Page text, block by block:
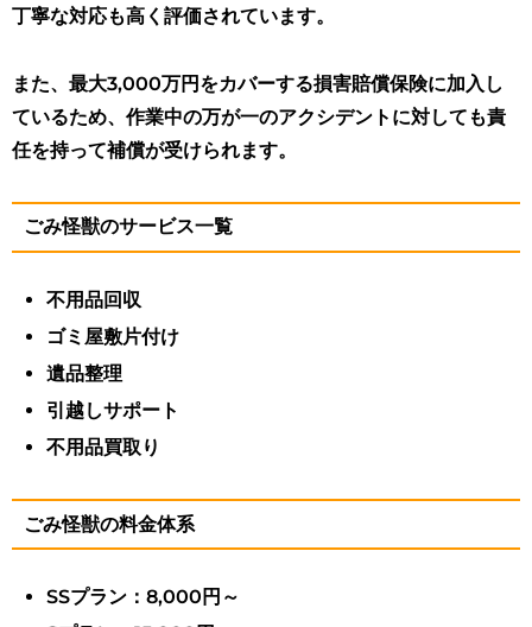
丁寧な対応も高く評価されています。
また、最大3,000万円をカバーする損害賠償保険に加入し
ているため、作業中の万が一のアクシデントに対しても責
任を持って補償が受けられます。
ごみ怪獣のサービス一覧
不用品回収
ゴミ屋敷片付け
遺品整理
引越しサポート
不用品買取り
ごみ怪獣の料金体系
SSプラン：8,000円～